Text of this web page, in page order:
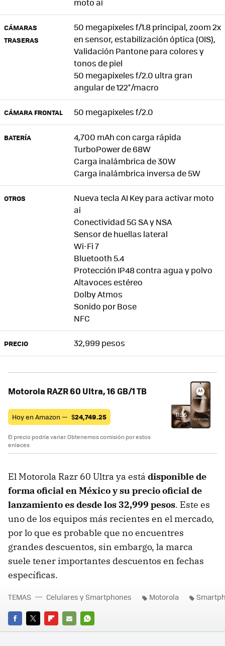
moto ai
CÁMARAS
TRASERAS
50 megapixeles f/1.8 principal, zoom 2x
en sensor, estabilización óptica (OIS),
Validación Pantone para colores y
tonos de piel
50 megapixeles f/2.0 ultra gran
angular de 122°/macro
CÁMARA FRONTAL 50 megapixeles f/2.0
BATERÍA
4,700 mAh con carga rápida
TurboPower de 68W
Carga inalámbrica de 30W
Carga inalámbrica inversa de 5W
OTROS
Nueva tecla AI Key para activar moto
ai
Conectividad 5G SA y NSA
Sensor de huellas lateral
Wi-Fi 7
Bluetooth 5.4
Protección IP48 contra agua y polvo
Altavoces estéreo
Dolby Atmos
Sonido por Bose
NFC
PRECIO 32,999 pesos
Motorola RAZR 60 Ultra, 16 GB/1 TB
Hoy en Amazon — $24,749.25
El precio podría variar. Obtenemos comisión por estos
enlaces
El Motorola Razr 60 Ultra ya está disponible de
forma oficial en México y su precio oficial de
lanzamiento es desde los 32,999 pesos. Este es
uno de los equipos más recientes en el mercado,
por lo que es probable que no encuentres
grandes descuentos, sin embargo, la marca
suele tener importantes descuentos en fechas
específicas.
FACEBOOK
TWITTERFLIPBOARD
E-
WHATSAPP
TEMAS Celulares y Smartphones Motorola